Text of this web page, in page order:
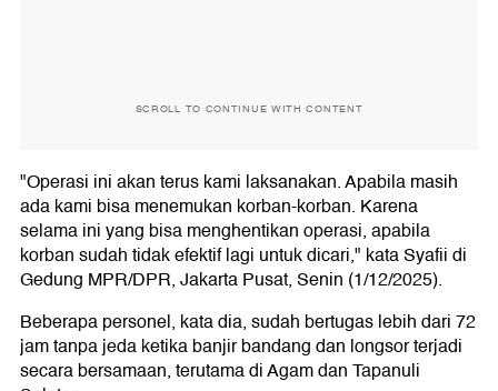
SCROLL TO CONTINUE WITH CONTENT
"Operasi ini akan terus kami laksanakan. Apabila masih
ada kami bisa menemukan korban-korban. Karena
selama ini yang bisa menghentikan operasi, apabila
korban sudah tidak efektif lagi untuk dicari," kata Syafii di
Gedung MPR/DPR, Jakarta Pusat, Senin (1/12/2025).
Beberapa personel, kata dia, sudah bertugas lebih dari 72
jam tanpa jeda ketika banjir bandang dan longsor terjadi
secara bersamaan, terutama di Agam dan Tapanuli